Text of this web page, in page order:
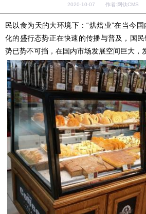
2020-10-07 作者:网钛CMS
民以食为天的大环境下：“烘焙业”在当今
化的盛行态势正在快速的传播与普及，国
势已势不可挡，在国内市场发展空间巨大，